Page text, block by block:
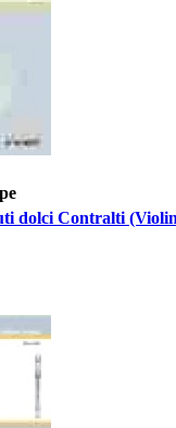
dolci Contralti